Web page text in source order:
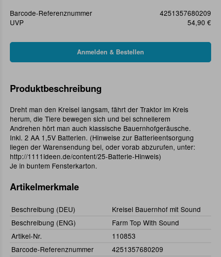
Barcode-Referenznummer
4251357680209
UVP
54,90 €
Produktbeschreibung
Dreht man den Kreisel langsam, fährt der Traktor im Kreis
herum, die Tiere bewegen sich und bei schnellerem
Andrehen hört man auch klassische Bauernhofgeräusche.
Inkl. 2 AA 1,5V Batterien. (Hinweise zur Batterieentsorgung
liegen der Warensendung bei, oder vorab abzurufen, unter:
http://1111ideen.de/content/25-Batterie-Hinweis)
Je in buntem Fensterkarton.
Artikelmerkmale
Beschreibung (DEU)
Kreisel Bauernhof mit Sound
Beschreibung (ENG)
Farm Top With Sound
Artikel-Nr.
110853
Barcode-Referenznummer
4251357680209